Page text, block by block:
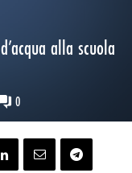
alla scuola
0